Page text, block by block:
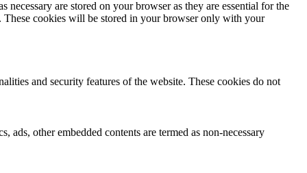
are stored on your browser as they are essential for the
These cookies will be stored in your browser only with your
and security features of the website. These cookies do not
other embedded contents are termed as non-necessary